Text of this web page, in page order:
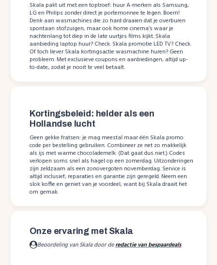
Skala pakt uit met een toptroef: huur A-merken als Samsung,
LG en Philips zonder direct je portemonnee te legen. Boem!
Denk aan wasmachines die zo hard draaien dat je overburen
spontaan stofzuigen, maar ook home cinema’s waar je
nachtenlang tot diep in de late uurtjes films kijkt. Skala
aanbieding laptop huur? Check. Skala promotie LED TV? Check.
Of toch liever Skala kortingsactie wasmachine huren? Geen
probleem. Met exclusieve coupons en aanbiedingen, altijd up-
to-date, zodat je nooit te veel betaalt.
Kortingsbeleid: helder als een
Hollandse lucht
Geen gekke fratsen: je mag meestal maar één Skala promo
code per bestelling gebruiken. Combineer ze net zo makkelijk
als ijs met warme chocolademelk. (Dat gaat dus niet.) Codes
verlopen soms snel als hagel op een zomerdag. Uitzonderingen
zijn zeldzaam als een zonovergoten novemberdag. Service is
altijd inclusief; reparaties en garantie zijn geregeld. Neem een
slok koffie en geniet van je voordeel, want bij Skala draait het
om gemak.
Onze ervaring met Skala
Beoordeling van Skala door deredactie van bespaardeals